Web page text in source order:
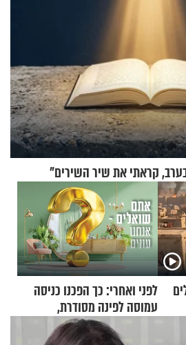
קראתי את שיר השירים"
לפני ואחרי: כך הפכנו כניסה
עמוסה לפינה מסודרת,
שימושית ומזמינה